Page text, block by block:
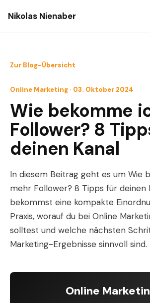
Nikolas Nienaber
Zur Blog-Übersicht
Online Marketing · 03. Oktober 2024
Wie bekomme
Follower? 8
deinen Kanal
In diesem Beitrag geht es um Wie
mehr Follower? 8 Tipps für deinen
bekommst eine kompakte
Praxis, worauf du bei Online
solltest und welche nächsten
Marketing-Ergebnisse sinnvoll sind.
Online